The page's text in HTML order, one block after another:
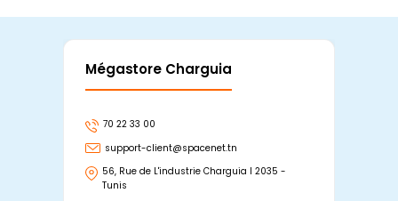
Mégastore Charguia
70 22 33 00
support-client@spacenet.tn
56, Rue de L'industrie Charguia I 2035 -
Tunis